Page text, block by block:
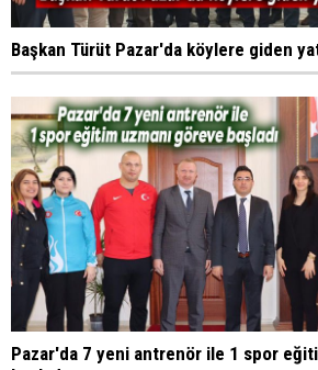
Başkan Türüt Pazar'da köylere giden
Pazar'da 7 yeni antrenör ile 1 spor